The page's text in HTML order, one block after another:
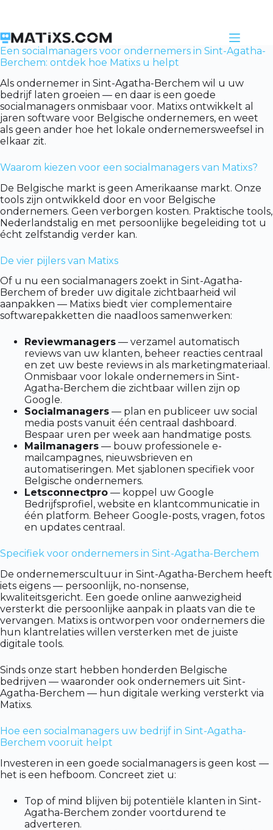
Een socialmanagers voor ondernemers in Sint-Agatha-
Berchem: ontdek hoe Matixs u helpt
Als ondernemer in Sint-Agatha-Berchem wil u uw
bedrijf laten groeien — en daar is een goede
socialmanagers onmisbaar voor. Matixs ontwikkelt al
jaren software voor Belgische ondernemers, en weet
als geen ander hoe het lokale ondernemersweefsel in
elkaar zit.
Waarom kiezen voor een socialmanagers van Matixs?
De Belgische markt is geen Amerikaanse markt. Onze
tools zijn ontwikkeld door en voor Belgische
ondernemers. Geen verborgen kosten. Praktische tools,
Nederlandstalig en met persoonlijke begeleiding tot u
écht zelfstandig verder kan.
De vier pijlers van Matixs
Of u nu een socialmanagers zoekt in Sint-Agatha-
Berchem of breder uw digitale zichtbaarheid wil
aanpakken — Matixs biedt vier complementaire
softwarepakketten die naadloos samenwerken:
Reviewmanagers — verzamel automatisch
reviews van uw klanten, beheer reacties centraal
en zet uw beste reviews in als marketingmateriaal.
Onmisbaar voor lokale ondernemers in Sint-
Agatha-Berchem die zichtbaar willen zijn op
Google.
Socialmanagers — plan en publiceer uw social
media posts vanuit één centraal dashboard.
Bespaar uren per week aan handmatige posts.
Mailmanagers — bouw professionele e-
mailcampagnes, nieuwsbrieven en
automatiseringen. Met sjablonen specifiek voor
Belgische ondernemers.
Letsconnectpro — koppel uw Google
Bedrijfsprofiel, website en klantcommunicatie in
één platform. Beheer Google-posts, vragen, fotos
en updates centraal.
Specifiek voor ondernemers in Sint-Agatha-Berchem
De ondernemerscultuur in Sint-Agatha-Berchem heeft
iets eigens — persoonlijk, no-nonsense,
kwaliteitsgericht. Een goede online aanwezigheid
versterkt die persoonlijke aanpak in plaats van die te
vervangen. Matixs is ontworpen voor ondernemers die
hun klantrelaties willen versterken met de juiste
digitale tools.
Sinds onze start hebben honderden Belgische
bedrijven — waaronder ook ondernemers uit Sint-
Agatha-Berchem — hun digitale werking versterkt via
Matixs.
Hoe een socialmanagers uw bedrijf in Sint-Agatha-
Berchem vooruit helpt
Investeren in een goede socialmanagers is geen kost —
het is een hefboom. Concreet ziet u:
Top of mind blijven bij potentiële klanten in Sint-
Agatha-Berchem zonder voortdurend te
adverteren.